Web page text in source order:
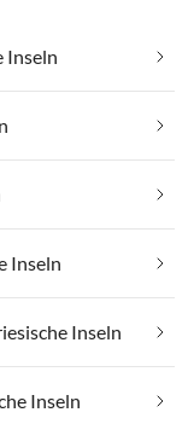
Inseln
Inseln
Inseln
Inseln